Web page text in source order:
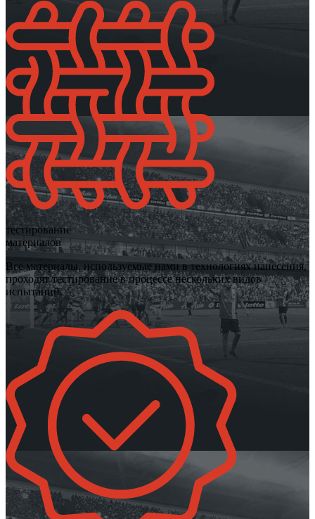
тестирование
материалов
Все материалы, используемые нами в технологиях нанесения,
проходят тестирование в процессе нескольких видов
испытаний.